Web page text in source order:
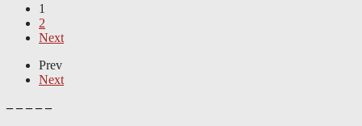
1
2
Next
Prev
Next
– – – – –